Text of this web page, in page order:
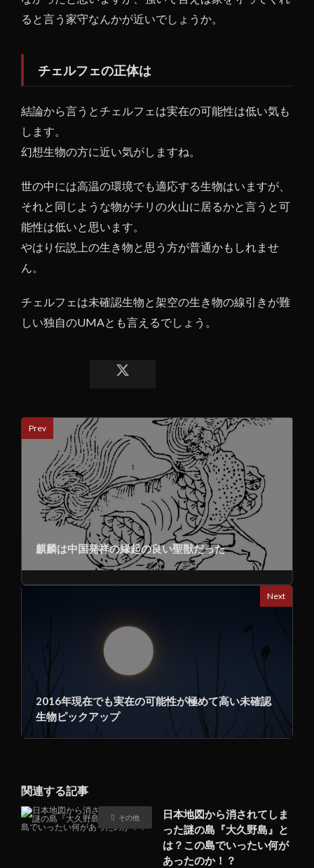
ると言う家守なんかが近いでしょうか。
チェルフェの正体は
結論から言うとチェルフェは実在の可能性は低い気も
します。
幻想生物の方に近い気がしますね。
世の中には高温の環境でも適応する生物はいますが、
それと同じような物がチリの火山に居るかと言うと可
能性は低いと思います。
やはり伝説上の生き物と思う方が普通かもしれませ
ん。
チェルフェは未確認生物と架空の生き物の線引きが難
しい独自のUMAとも言えるでしょう。
Prev
麒麟は中国発祥の縁起の良い聖獣だった
Next
2016年現在でも実在の可能性が極めて高い未確認
生物ピックアップ
関連する記事
その他
日本地図から消されてしま
った謎の島『大久野島』と
は？この島でいったい何が
あったのか！？